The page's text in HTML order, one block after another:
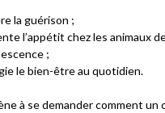
la guérison ;
l’appétit chez les animaux
;
le bien-être au quotidien.
à se demander comment un